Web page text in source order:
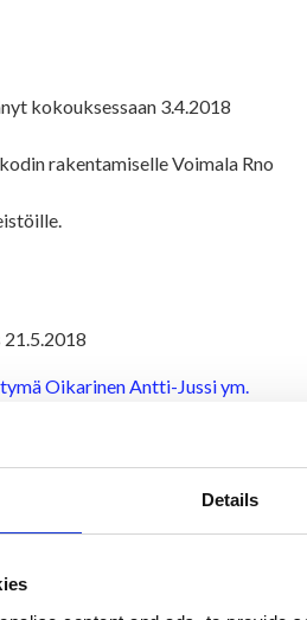
Details
kokouksessaan 3.4.2018
rakentamiselle Voimala Rno
21.5.2018
Oikarinen Antti-Jussi ym.
kokoukseen